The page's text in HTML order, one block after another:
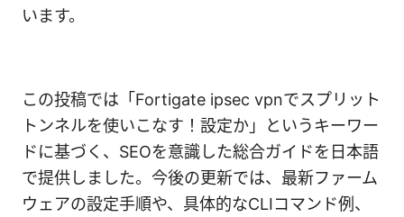
います。
この投稿では「Fortigate ipsec vpnでスプリット
トンネルを使いこなす！設定か」というキーワー
ドに基づく、SEOを意識した総合ガイドを日本語
で提供しました。今後の更新では、最新ファーム
ウェアの設定手順や、具体的なCLIコマンド例、